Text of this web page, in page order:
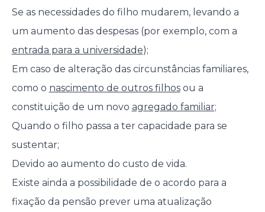
Se as necessidades do filho mudarem, levando a
um aumento das despesas (por exemplo, com a
entrada para a universidade);
Em caso de alteração das circunstâncias familiares,
como o nascimento de outros filhosou a
constituição de um novo agregado familiar;
Quando o filho passa a ter capacidade para se
sustentar;
Devido ao aumento do custo de vida.
Existe ainda a possibilidade de o acordo para a
fixação da pensão prever uma atualização